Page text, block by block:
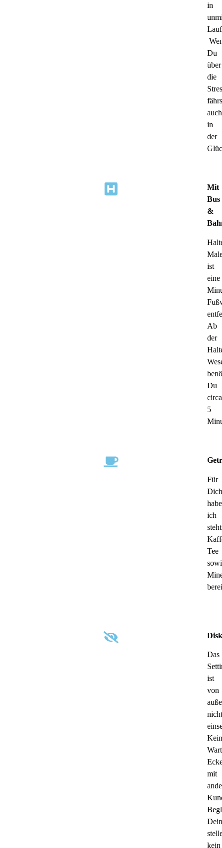
in
Du
über
die
auch
in
der
Mit
Bus
&
ist
eine
Ab
der
Du
circa
5
Für
Dich
habe
ich
Tee
Das
ist
von
nicht
mit
kein